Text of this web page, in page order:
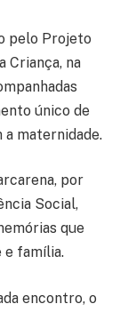
pelo Projeto
Criança, na
único de
a maternidade.
por
Social,
que
e família.
encontro, o